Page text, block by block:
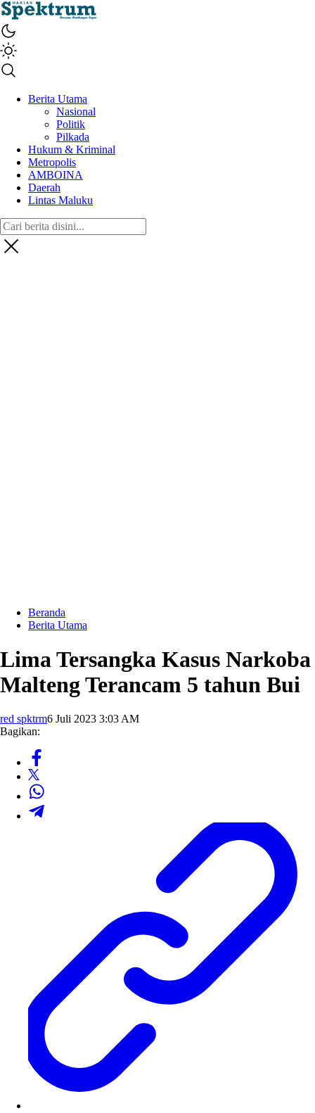
spektrumonline.com
Berita Utama
Nasional
Politik
Pilkada
Hukum & Kriminal
Metropolis
AMBOINA
Daerah
Lintas Maluku
Beranda
Berita Utama
Lima Tersangka Kasus Narkoba
Malteng Terancam 5 tahun Bui
red spktrm6 Juli 2023 3:03 AM
Bagikan: